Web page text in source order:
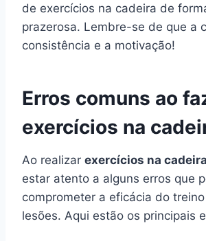
de exercícios na cadeira de
prazerosa. Lembre-se de que a
consistência e a motivação!
Erros comuns ao
exercícios na
Ao realizar exercícios na cadeira
estar atento a alguns erros que
comprometer a eficácia do
lesões. Aqui estão os principais